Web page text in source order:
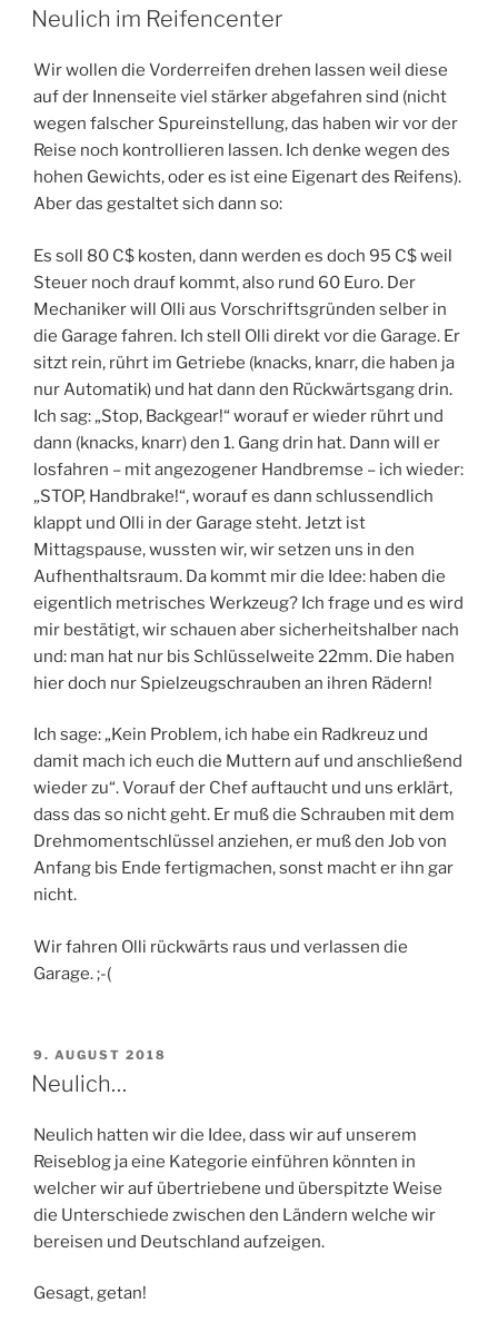
AM
Neulich im Reifencenter
Wir wollen die Vorderreifen drehen lassen weil diese
auf der Innenseite viel stärker abgefahren sind (nicht
wegen falscher Spureinstellung, das haben wir vor der
Reise noch kontrollieren lassen. Ich denke wegen des
hohen Gewichts, oder es ist eine Eigenart des Reifens).
Aber das gestaltet sich dann so:
Es soll 80 C$ kosten, dann werden es doch 95 C$ weil
Steuer noch drauf kommt, also rund 60 Euro. Der
Mechaniker will Olli aus Vorschriftsgründen selber in
die Garage fahren. Ich stell Olli direkt vor die Garage. Er
sitzt rein, rührt im Getriebe (knacks, knarr, die haben ja
nur Automatik) und hat dann den Rückwärtsgang drin.
Ich sag: „Stop, Backgear!“ worauf er wieder rührt und
dann (knacks, knarr) den 1. Gang drin hat. Dann will er
losfahren – mit angezogener Handbremse – ich wieder:
„STOP, Handbrake!“, worauf es dann schlussendlich
klappt und Olli in der Garage steht. Jetzt ist
Mittagspause, wussten wir, wir setzen uns in den
Aufhenthaltsraum. Da kommt mir die Idee: haben die
eigentlich metrisches Werkzeug? Ich frage und es wird
mir bestätigt, wir schauen aber sicherheitshalber nach
und: man hat nur bis Schlüsselweite 22mm. Die haben
hier doch nur Spielzeugschrauben an ihren Rädern!
Ich sage: „Kein Problem, ich habe ein Radkreuz und
damit mach ich euch die Muttern auf und anschließend
wieder zu“. Vorauf der Chef auftaucht und uns erklärt,
dass das so nicht geht. Er muß die Schrauben mit dem
Drehmomentschlüssel anziehen, er muß den Job von
Anfang bis Ende fertigmachen, sonst macht er ihn gar
nicht.
Wir fahren Olli rückwärts raus und verlassen die
Garage. ;-(
VERÖFFENTLICHT
AM
9. AUGUST 2018
Neulich…
Neulich hatten wir die Idee, dass wir auf unserem
Reiseblog ja eine Kategorie einführen könnten in
welcher wir auf übertriebene und überspitzte Weise
die Unterschiede zwischen den Ländern welche wir
bereisen und Deutschland aufzeigen.
Gesagt, getan!